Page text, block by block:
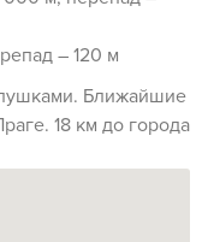
– 120 м
Ближайшие
18 км до города